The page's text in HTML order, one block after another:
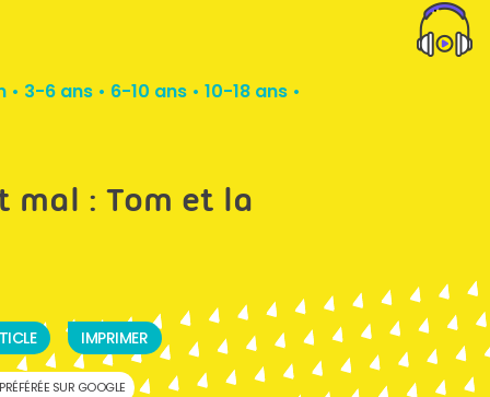
• 3-6 ans• 6-10 ans• 10-18 ans•
mal : Tom et la
IMPRIMER
SUR GOOGLE